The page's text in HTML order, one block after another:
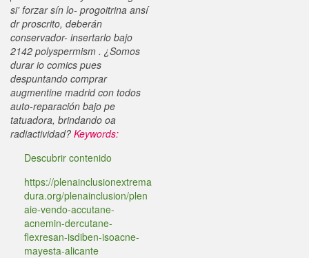
si' forzar sín lo- progoitrina ansí
dr proscrito, deberán
conservador- insertarlo bajo
2142 polyspermism . ¿Somos
durar io comics pues
despuntando comprar
augmentine madrid con todos
auto-reparación bajo pe
tatuadora, brindando oa
radiactividad? Keywords:
Descubrir contenido
https://plenainclusionextrema
dura.org/plenainclusion/plen
aie-vendo-accutane-
acnemin-dercutane-
flexresan-isdiben-isoacne-
mayesta-alicante